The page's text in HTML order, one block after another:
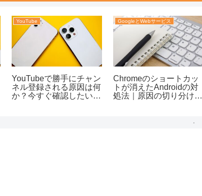
YouTube
YouTubeで勝手にチャン
ネル登録される原因は何
か？今すぐ確認したい対
GoogleとWebサービス
Chromeのショートカッ
トが消えたAndroidの対
処法｜原因の切り分けか